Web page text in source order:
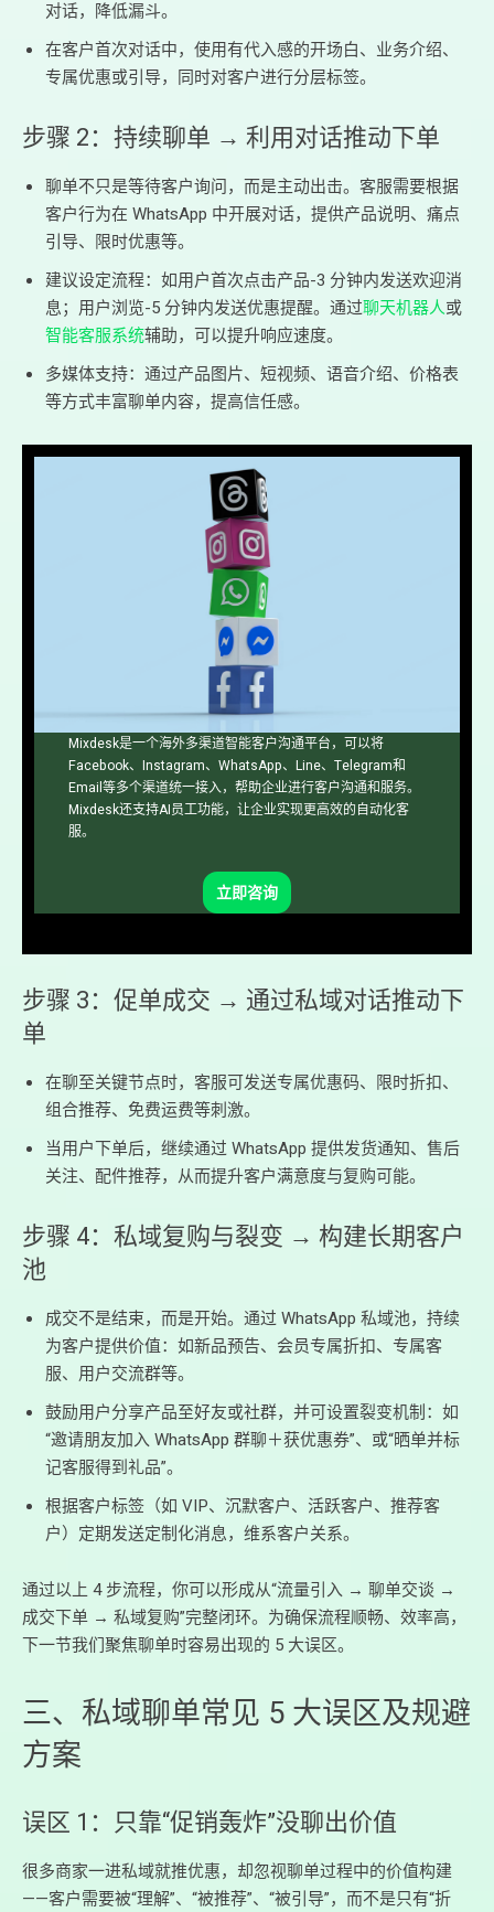
对话，降低漏斗。
在客户首次对话中，使用有代入感的开场白、业务介绍、
专属优惠或引导，同时对客户进行分层标签。
步骤 2：持续聊单 → 利用对话推动下单
聊单不只是等待客户询问，而是主动出击。客服需要根据
客户行为在 WhatsApp 中开展对话，提供产品说明、痛点
引导、限时优惠等。
建议设定流程：如用户首次点击产品-3 分钟内发送欢迎消
息；用户浏览-5 分钟内发送优惠提醒。通过聊天机器人或
智能客服系统辅助，可以提升响应速度。
多媒体支持：通过产品图片、短视频、语音介绍、价格表
等方式丰富聊单内容，提高信任感。
Mixdesk是一个海外多渠道智能客户沟通平台，可以将
Facebook、Instagram、WhatsApp、Line、Telegram和
Email等多个渠道统一接入，帮助企业进行客户沟通和服务。
Mixdesk还支持AI员工功能，让企业实现更高效的自动化客
服。
立即咨询
步骤 3：促单成交 → 通过私域对话推动下
单
在聊至关键节点时，客服可发送专属优惠码、限时折扣、
组合推荐、免费运费等刺激。
当用户下单后，继续通过 WhatsApp 提供发货通知、售后
关注、配件推荐，从而提升客户满意度与复购可能。
步骤 4：私域复购与裂变 → 构建长期客户
池
成交不是结束，而是开始。通过 WhatsApp 私域池，持续
为客户提供价值：如新品预告、会员专属折扣、专属客
服、用户交流群等。
鼓励用户分享产品至好友或社群，并可设置裂变机制：如
“邀请朋友加入 WhatsApp 群聊＋获优惠券”、或“晒单并标
记客服得到礼品”。
根据客户标签（如 VIP、沉默客户、活跃客户、推荐客
户）定期发送定制化消息，维系客户关系。
通过以上 4 步流程，你可以形成从“流量引入 → 聊单交谈 →
成交下单 → 私域复购”完整闭环。为确保流程顺畅、效率高，
下一节我们聚焦聊单时容易出现的 5 大误区。
三、私域聊单常见 5 大误区及规避
方案
误区 1：只靠“促销轰炸”没聊出价值
很多商家一进私域就推优惠，却忽视聊单过程中的价值构建
——客户需要被“理解”、“被推荐”、“被引导”，而不是只有“折